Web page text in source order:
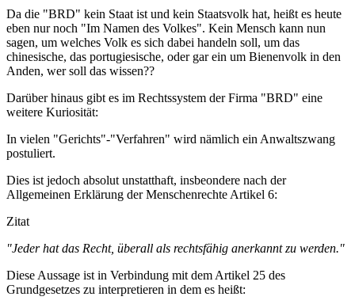
Da die "BRD" kein Staat ist und kein Staatsvolk hat, heißt es heute
eben nur noch "Im Namen des Volkes". Kein Mensch kann nun
sagen, um welches Volk es sich dabei handeln soll, um das
chinesische, das portugiesische, oder gar ein um Bienenvolk in den
Anden, wer soll das wissen??
Darüber hinaus gibt es im Rechtssystem der Firma "BRD" eine
weitere Kuriosität:
In vielen "Gerichts"-"Verfahren" wird nämlich ein Anwaltszwang
postuliert.
Dies ist jedoch absolut unstatthaft, insbeondere nach der
Allgemeinen Erklärung der Menschenrechte Artikel 6:
Zitat
"Jeder hat das Recht, überall als rechtsfähig anerkannt zu werden."
Diese Aussage ist in Verbindung mit dem Artikel 25 des
Grundgesetzes zu interpretieren in dem es heißt: